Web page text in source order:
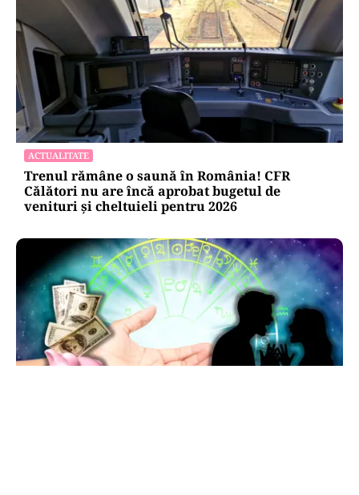
ACTUALITATE
Trenul rămâne o saună în România! CFR
Călători nu are încă aprobat bugetul de
venituri și cheltuieli pentru 2026